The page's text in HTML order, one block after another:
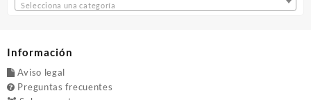
Selecciona una categoría
Información
Aviso legal
Preguntas frecuentes